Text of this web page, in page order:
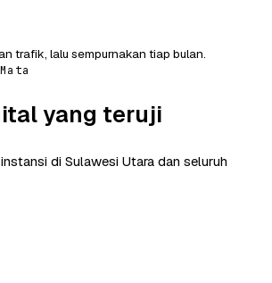
trafik, lalu sempurnakan tiap bulan.
yang teruji
di Sulawesi Utara dan seluruh